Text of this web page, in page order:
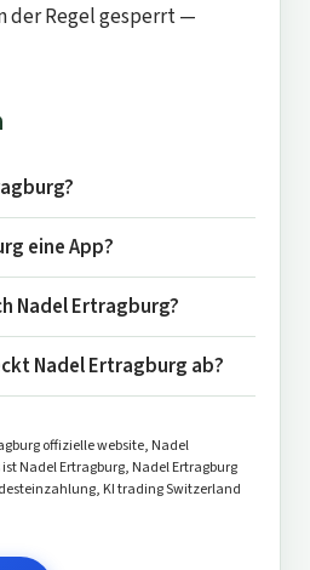
der Regel gesperrt —
eine App?
Nadel Ertragburg?
Nadel Ertragburg ab?
offizielle website, Nadel
Nadel Ertragburg, Nadel Ertragburg
KI trading Switzerland